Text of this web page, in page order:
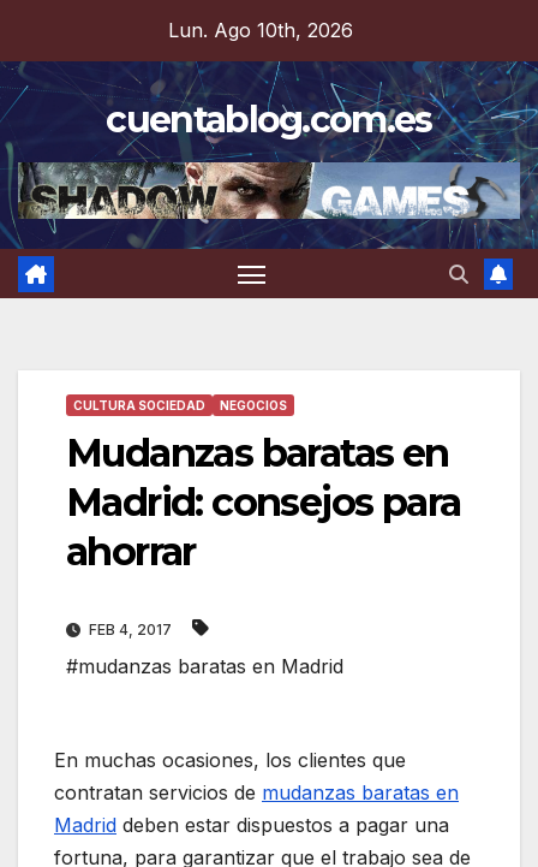
contenido
Lun. Ago 10th, 2026
cuentablog.com.es
CULTURA SOCIEDAD NEGOCIOS
Mudanzas baratas en
Madrid: consejos para
ahorrar
FEB 4, 2017
#mudanzas baratas en Madrid
En muchas ocasiones, los clientes que
contratan servicios de mudanzas baratas en
Madrid deben estar dispuestos a pagar una
fortuna, para garantizar que el trabajo sea de